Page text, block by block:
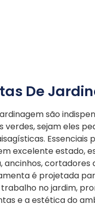
De
são
verdes, sejam eles
excelente estado,
ancinhos,
é projetada
no jardim,
e a estética do